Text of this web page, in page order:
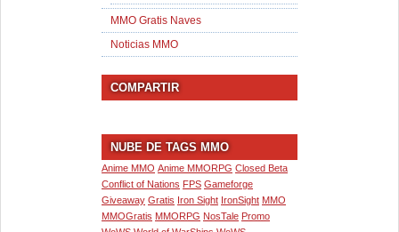
MMO Gratis Naves
Noticias MMO
COMPARTIR
NUBE DE TAGS MMO
Anime MMO Anime MMORPG Closed Beta
Conflict of Nations FPS Gameforge
Giveaway Gratis Iron Sight IronSight MMO
MMOGratis MMORPG NosTale Promo